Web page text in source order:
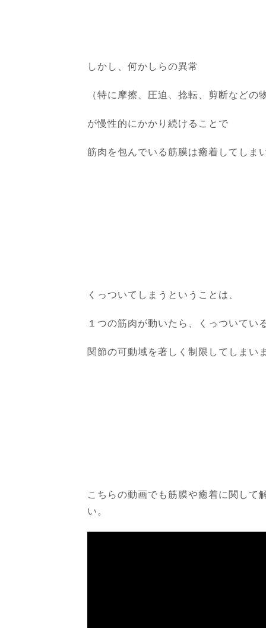
しかし、何かしらの異常
（特に摩擦、圧迫、捻転、剪断などの
が慢性的にかかり続けることで
筋肉を包んでいる筋膜は癒着してしま
くっついてしまうということは、
１つの筋肉が動いたら、くっついてい
関節の可動域を著しく制限してしまい
こちらの動画でも筋膜や癒着に関して
い。